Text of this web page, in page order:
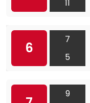
11
6
7
5
9